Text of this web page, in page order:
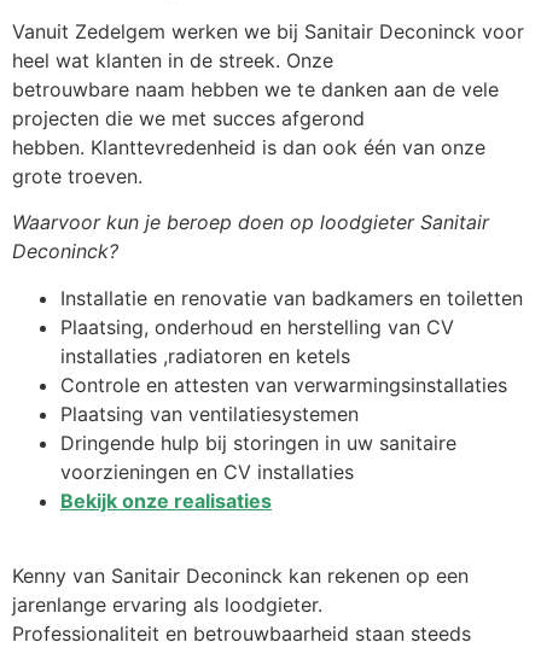
Vanuit Zedelgem werken we bij Sanitair Deconinck voor
heel wat klanten in de streek. Onze
betrouwbare naam hebben we te danken aan de vele
projecten die we met succes afgerond
hebben. Klanttevredenheid is dan ook één van onze
grote troeven.
Waarvoor kun je beroep doen op loodgieter Sanitair
Deconinck?
Installatie en renovatie van badkamers en toiletten
Plaatsing, onderhoud en herstelling van CV
installaties ,radiatoren en ketels
Controle en attesten van verwarmingsinstallaties
Plaatsing van ventilatiesystemen
Dringende hulp bij storingen in uw sanitaire
voorzieningen en CV installaties
Bekijk onze realisaties
Kenny van Sanitair Deconinck kan rekenen op een
jarenlange ervaring als loodgieter.
Professionaliteit en betrouwbaarheid staan steeds